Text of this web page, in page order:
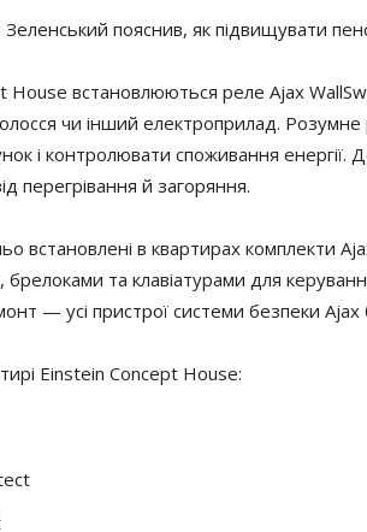
пояснив, як підвищувати
House встановлюються реле Ajax
чи інший електроприлад.
і контролювати споживання енергії.
перегрівання й загоряння.
встановлені в квартирах комплекти
та клавіатурами для
— усі пристрої системи безпеки Ajax
Einstein Concept House: